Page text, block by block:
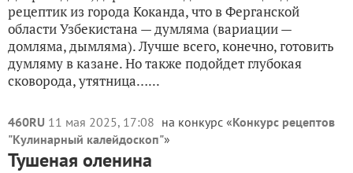
рецептик из города Коканда, что в Ферганской
области Узбекистана — думляма (вариации —
домляма, дымляма). Лучше всего, конечно, готовить
думляму в казане. Но также подойдет глубокая
сковорода, утятница…...
460RU 11 мая 2025, 17:08 на конкурс «Конкурс рецептов
"Кулинарный калейдоскоп"»
Тушеная оленина